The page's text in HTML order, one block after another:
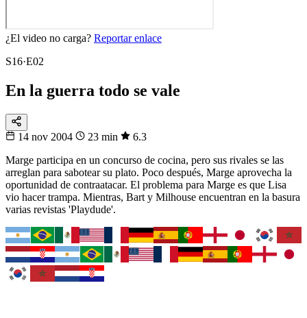
¿El video no carga? Reportar enlace
S16·E02
En la guerra todo se vale
14 nov 2004 23 min
6.3
Marge participa en un concurso de cocina, pero sus rivales se las
arreglan para sabotear su plato. Poco después, Marge aprovecha la
oportunidad de contraatacar. El problema para Marge es que Lisa
vio hacer trampa. Mientras, Bart y Milhouse encuentran en la basura
varias revistas 'Playdude'.